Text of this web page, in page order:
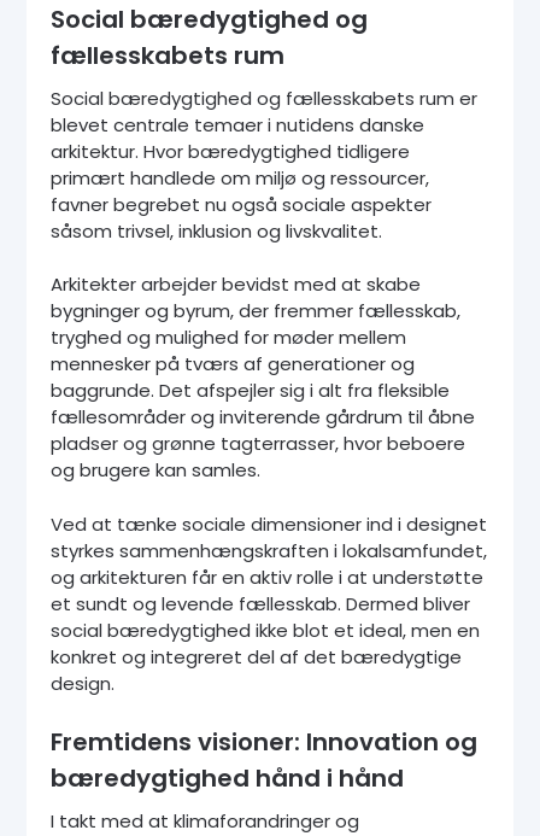
Social bæredygtighed og
fællesskabets rum
Social bæredygtighed og fællesskabets rum er
blevet centrale temaer i nutidens danske
arkitektur. Hvor bæredygtighed tidligere
primært handlede om miljø og ressourcer,
favner begrebet nu også sociale aspekter
såsom trivsel, inklusion og livskvalitet.
Arkitekter arbejder bevidst med at skabe
bygninger og byrum, der fremmer fællesskab,
tryghed og mulighed for møder mellem
mennesker på tværs af generationer og
baggrunde. Det afspejler sig i alt fra fleksible
fællesområder og inviterende gårdrum til åbne
pladser og grønne tagterrasser, hvor beboere
og brugere kan samles.
Ved at tænke sociale dimensioner ind i designet
styrkes sammenhængskraften i lokalsamfundet,
og arkitekturen får en aktiv rolle i at understøtte
et sundt og levende fællesskab. Dermed bliver
social bæredygtighed ikke blot et ideal, men en
konkret og integreret del af det bæredygtige
design.
Fremtidens visioner: Innovation og
bæredygtighed hånd i hånd
I takt med at klimaforandringer og